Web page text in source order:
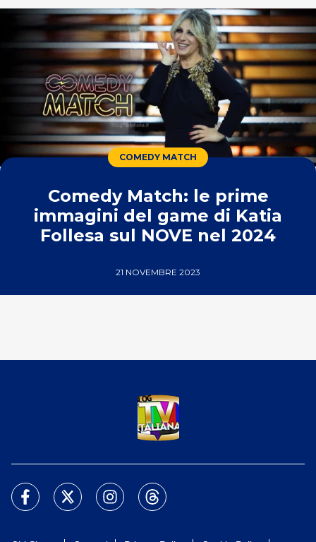
COMEDY MATCH
Comedy Match: le prime
immagini del game di Katia
Follesa sul NOVE nel 2024
21 NOVEMBRE 2023